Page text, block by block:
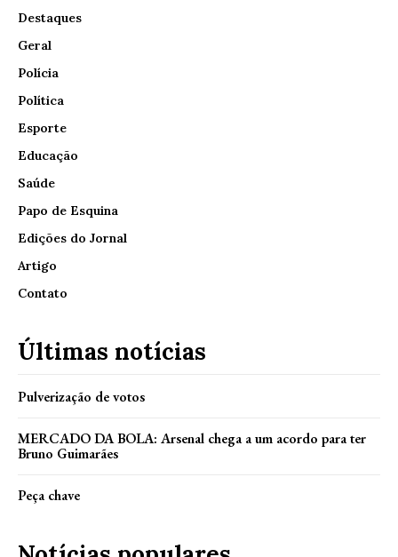
Destaques
Geral
Polícia
Política
Esporte
Educação
Saúde
Papo de Esquina
Edições do Jornal
Artigo
Contato
Últimas notícias
Pulverização de votos
MERCADO DA BOLA: Arsenal chega a um acordo para ter
Bruno Guimarães
Peça chave